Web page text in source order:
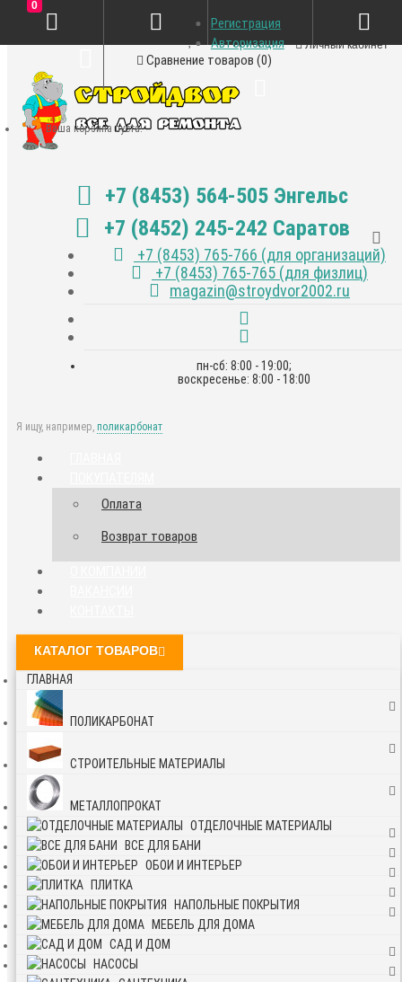
Личный кабинет
Закладки (0)
Сравнение товаров (0)
+7 (8453) 564-505 Энгельс
+7 (8452) 245-242 Саратов
+7 (8453) 765-766 (для организаций)
+7 (8453) 765-765 (для физлиц)
magazin@stroydvor2002.ru
пн-сб: 8:00 - 19:00;
воскресенье: 8:00 - 18:00
Я ищу, например, поликарбонат
Регистрация
Авторизация
0
Ваша корзина пуста!
Оплата
Возврат товаров
КАТАЛОГ ТОВАРОВ
ГЛАВНАЯ
ПОЛИКАРБОНАТ
СТРОИТЕЛЬНЫЕ МАТЕРИАЛЫ
МЕТАЛЛОПРОКАТ
ОТДЕЛОЧНЫЕ МАТЕРИАЛЫ
ВСЕ ДЛЯ БАНИ
ОБОИ И ИНТЕРЬЕР
ПЛИТКА
НАПОЛЬНЫЕ ПОКРЫТИЯ
МЕБЕЛЬ ДЛЯ ДОМА
САД И ДОМ
НАСОСЫ